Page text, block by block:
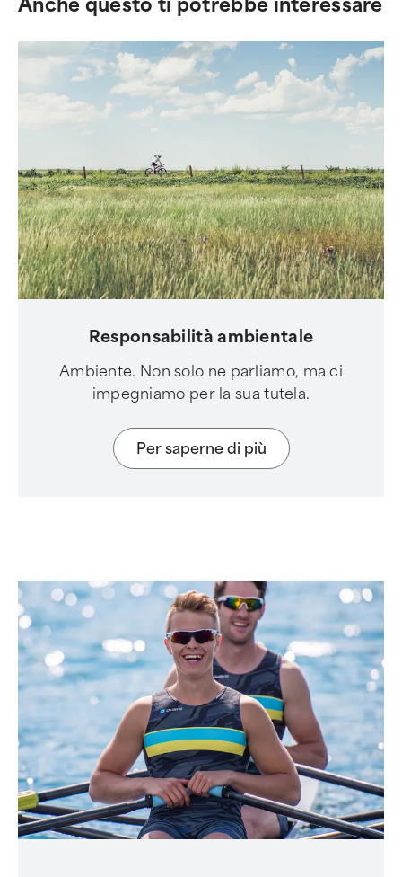
Anche questo ti potrebbe interessare
Responsabilità ambientale
Ambiente. Non solo ne parliamo, ma ci
impegniamo per la sua tutela.
Per saperne di più